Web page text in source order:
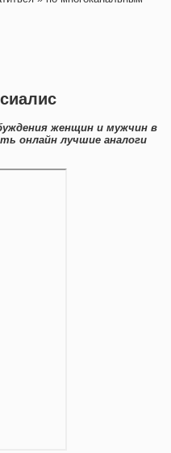
женщин и мужчин в
онлайн лучшие аналоги